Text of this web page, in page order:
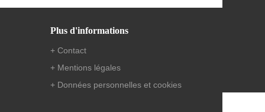
Plus d'informations
+ Contact
+ Mentions légales
+ Données personnelles et cookies